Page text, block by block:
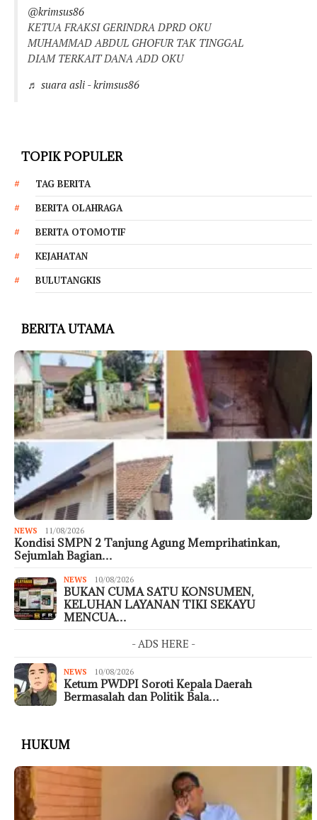
@krimsus86
KETUA FRAKSI GERINDRA DPRD OKU
MUHAMMAD ABDUL GHOFUR TAK TINGGAL
DIAM TERKAIT DANA ADD OKU
♬ suara asli - krimsus86
TOPIK POPULER
TAG BERITA
BERITA OLAHRAGA
BERITA OTOMOTIF
KEJAHATAN
BULUTANGKIS
BERITA UTAMA
NEWS 11/08/2026
Kondisi SMPN 2 Tanjung Agung Memprihatinkan,
Sejumlah Bagian…
NEWS 10/08/2026
BUKAN CUMA SATU KONSUMEN,
KELUHAN LAYANAN TIKI SEKAYU
MENCUA…
- ADS HERE -
NEWS 10/08/2026
Ketum PWDPI Soroti Kepala Daerah
Bermasalah dan Politik Bala…
HUKUM